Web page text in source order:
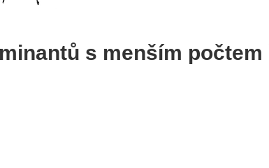
s menším počtem